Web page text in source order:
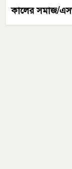
কালের সমাজ/